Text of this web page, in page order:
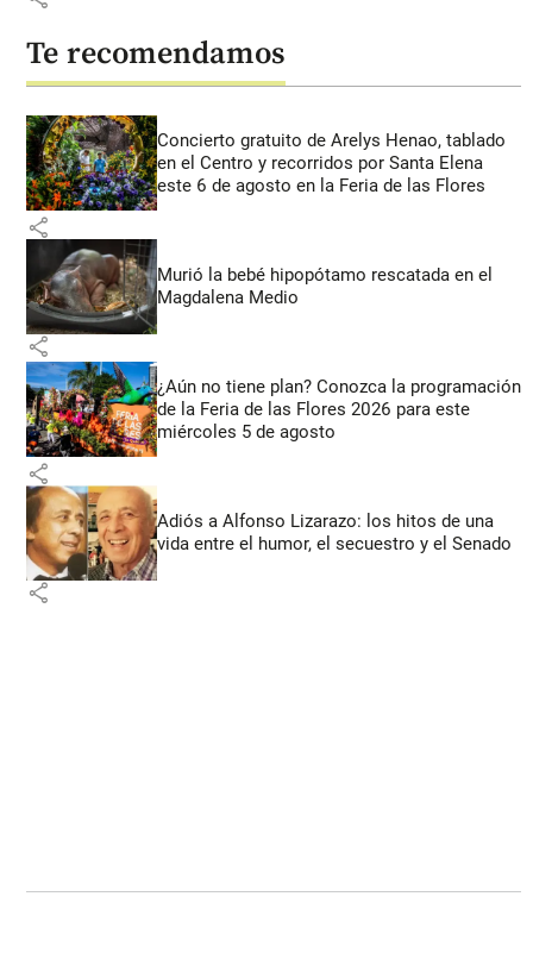
Te recomendamos
Concierto gratuito de Arelys Henao, tablado
en el Centro y recorridos por Santa Elena
este 6 de agosto en la Feria de las Flores
share
Murió la bebé hipopótamo rescatada en el
Magdalena Medio
share
¿Aún no tiene plan? Conozca la programación
de la Feria de las Flores 2026 para este
miércoles 5 de agosto
share
Adiós a Alfonso Lizarazo: los hitos de una
vida entre el humor, el secuestro y el Senado
share